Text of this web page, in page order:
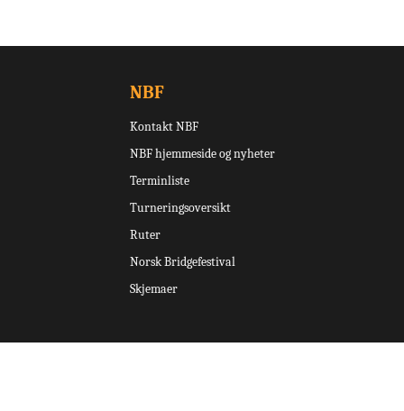
NBF
Kontakt NBF
NBF hjemmeside og nyheter
Terminliste
Turneringsoversikt
Ruter
Norsk Bridgefestival
Skjemaer